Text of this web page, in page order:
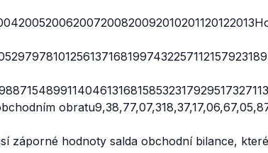
záporné hodnoty salda obchodní bilance,